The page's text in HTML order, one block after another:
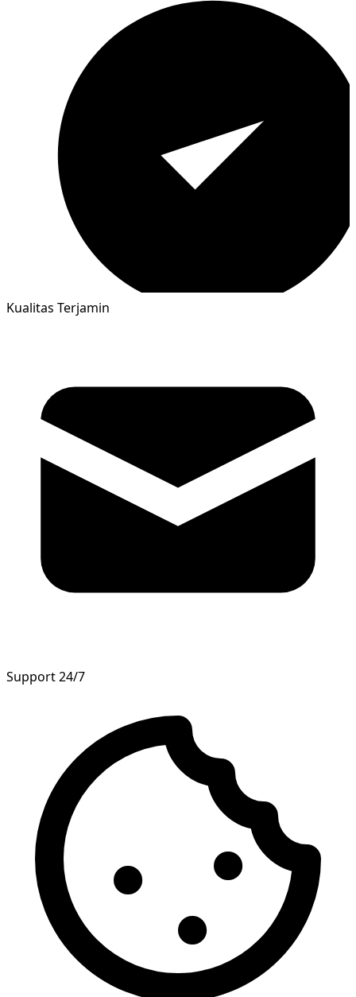
Kualitas Terjamin
Support 24/7